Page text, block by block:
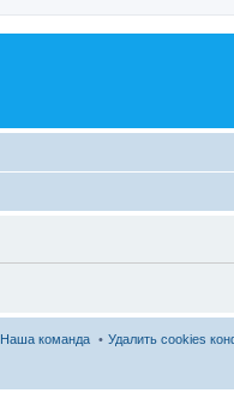
Удалить cookies
Наша команда